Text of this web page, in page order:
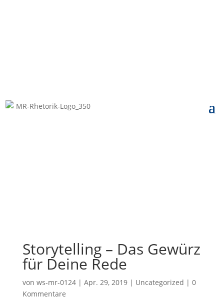
Storytelling – Das Gewürz
für Deine Rede
von ws-mr-0124| Apr. 29, 2019| Uncategorized | 0
Kommentare